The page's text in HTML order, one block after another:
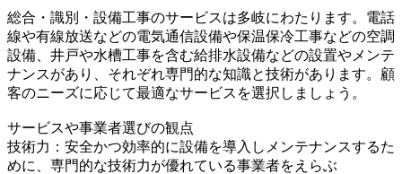
総合・識別・設備工事のサービスは多岐にわたります。電話
線や有線放送などの電気通信設備や保温保冷工事などの空調
設備、井戸や水槽工事を含む給排水設備などの設置やメンテ
ナンスがあり、それぞれ専門的な知識と技術があります。顧
客のニーズに応じて最適なサービスを選択しましょう。
サービスや事業者選びの観点
技術力：安全かつ効率的に設備を導入しメンテナンスするた
めに、専門的な技術力が優れている事業者をえらぶ